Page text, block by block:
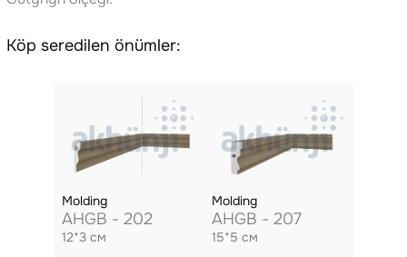
Köp seredilen önümler:
Molding
AHGB - 202
12*3 см
Molding
AHGB - 207
15*5 см